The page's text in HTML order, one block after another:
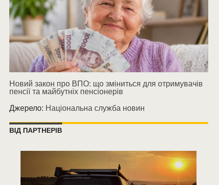
Новий закон про ВПО: що зміниться для отримувачів
пенсії та майбутніх пенсіонерів
Джерело: Національна служба новин
ВІД ПАРТНЕРІВ